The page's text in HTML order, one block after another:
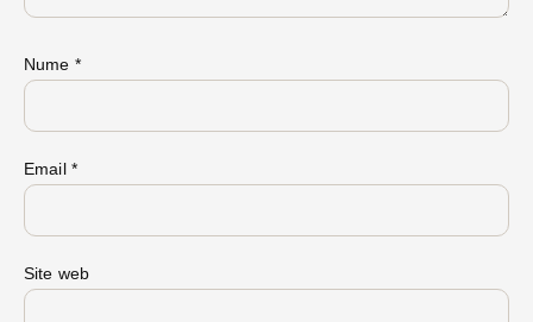
Nume *
Email *
Site web